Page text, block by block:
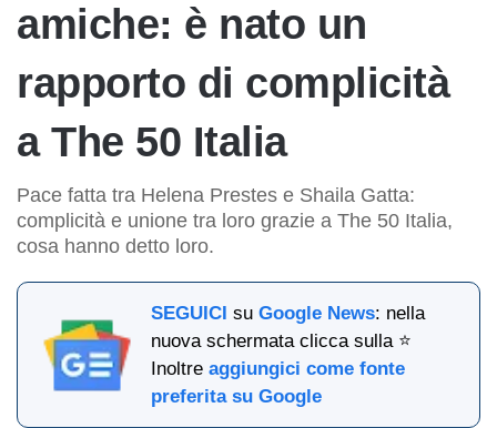
amiche: è nato un
rapporto di complicità
a The 50 Italia
Pace fatta tra Helena Prestes e Shaila Gatta:
complicità e unione tra loro grazie a The 50 Italia,
cosa hanno detto loro.
SEGUICI suGoogle News: nella
nuova schermata clicca sulla ⭐
Inoltreaggiungici come fonte
preferita su Google